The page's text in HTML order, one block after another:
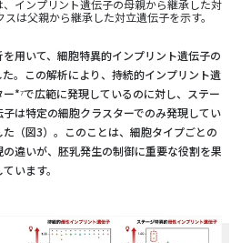
インプリント遺伝⼦の⺟親から継承した対
は⽗親から継承した対⽴遺伝⼦を⽰す。
用いて、細胞特異的インプリント遺伝子の
。この解析により、持続的インプリント遺
*⁷で広範に発現しているのに対し、ステー
は特定の細胞クラスターでのみ発現してい
（図3）。このことは、細胞タイプごとの
違いが、胚乳発生の制御に重要な役割を果
います。